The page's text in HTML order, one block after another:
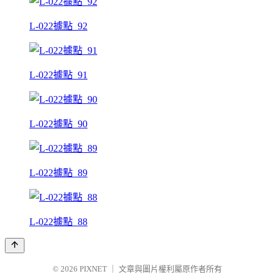
L-022據點_92
L-022據點_91
L-022據點_90
L-022據點_89
L-022據點_88
© 2026 PIXNET
文章與圖片權利屬原作者所有